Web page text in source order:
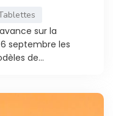
sur la
septembre les
de...